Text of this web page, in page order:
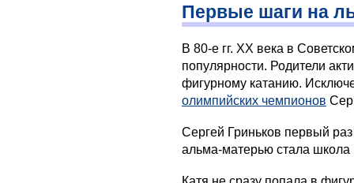
Первые шаги на
В 80-е гг. XX века в
популярности. Родители
фигурному катанию.
олимпийских чемпионов
Сергей Гриньков первый раз
альма-матерью стала